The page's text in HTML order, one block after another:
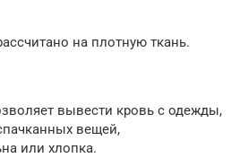
на плотную ткань.
вывести кровь с одежды,
вещей,
или хлопка.